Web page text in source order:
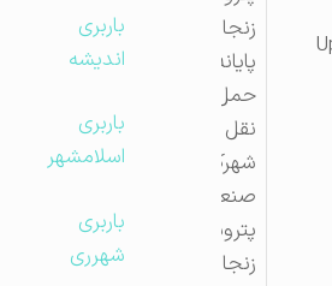
زنجان-
پایانه
حمل و
شهرک
صنعتی
پتروشیمی
زنجان
باربری
اندیشه
باربری
اسلامشهر
باربری
شهرری